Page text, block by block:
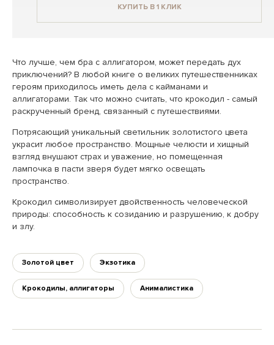
КУПИТЬ В 1 КЛИК
Что лучше, чем бра с аллигатором, может передать дух
приключений? В любой книге о великих путешественниках
героям приходилось иметь дела с кайманами и
аллигаторами. Так что можно считать, что крокодил - самый
раскрученный бренд, связанный с путешествиями.
Потрясающий уникальный светильник золотистого цвета
украсит любое пространство. Мощные челюсти и хищный
взгляд внушают страх и уважение, но помещенная
лампочка в пасти зверя будет мягко освещать
пространство.
Крокодил символизирует двойственность человеческой
природы: способность к созиданию и разрушению, к добру
и злу.
Золотой цвет Экзотика
Крокодилы, аллигаторы Анималистика